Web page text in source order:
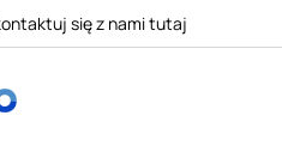
się z nami tutaj